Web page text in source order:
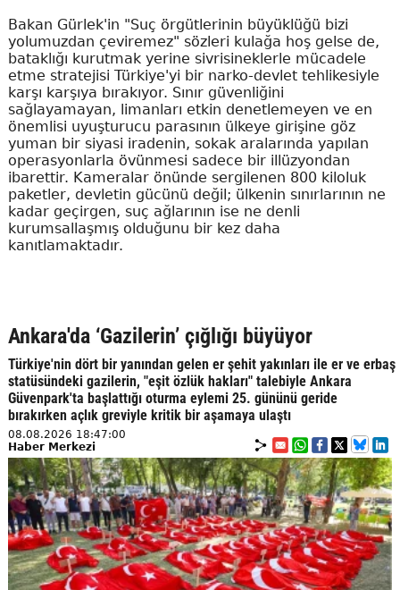
Bakan Gürlek'in "Suç örgütlerinin büyüklüğü bizi
yolumuzdan çeviremez" sözleri kulağa hoş gelse de,
bataklığı kurutmak yerine sivrisineklerle mücadele
etme stratejisi Türkiye'yi bir narko-devlet tehlikesiyle
karşı karşıya bırakıyor. Sınır güvenliğini
sağlayamayan, limanları etkin denetlemeyen ve en
önemlisi uyuşturucu parasının ülkeye girişine göz
yuman bir siyasi iradenin, sokak aralarında yapılan
operasyonlarla övünmesi sadece bir illüzyondan
ibarettir. Kameralar önünde sergilenen 800 kiloluk
paketler, devletin gücünü değil; ülkenin sınırlarının ne
kadar geçirgen, suç ağlarının ise ne denli
kurumsallaşmış olduğunu bir kez daha
kanıtlamaktadır.
Ankara'da ‘Gazilerin’ çığlığı büyüyor
Türkiye'nin dört bir yanından gelen er şehit yakınları ile er ve erbaş
statüsündeki gazilerin, "eşit özlük hakları" talebiyle Ankara
Güvenpark'ta başlattığı oturma eylemi 25. gününü geride
bırakırken açlık greviyle kritik bir aşamaya ulaştı
08.08.2026 18:47:00
Haber Merkezi